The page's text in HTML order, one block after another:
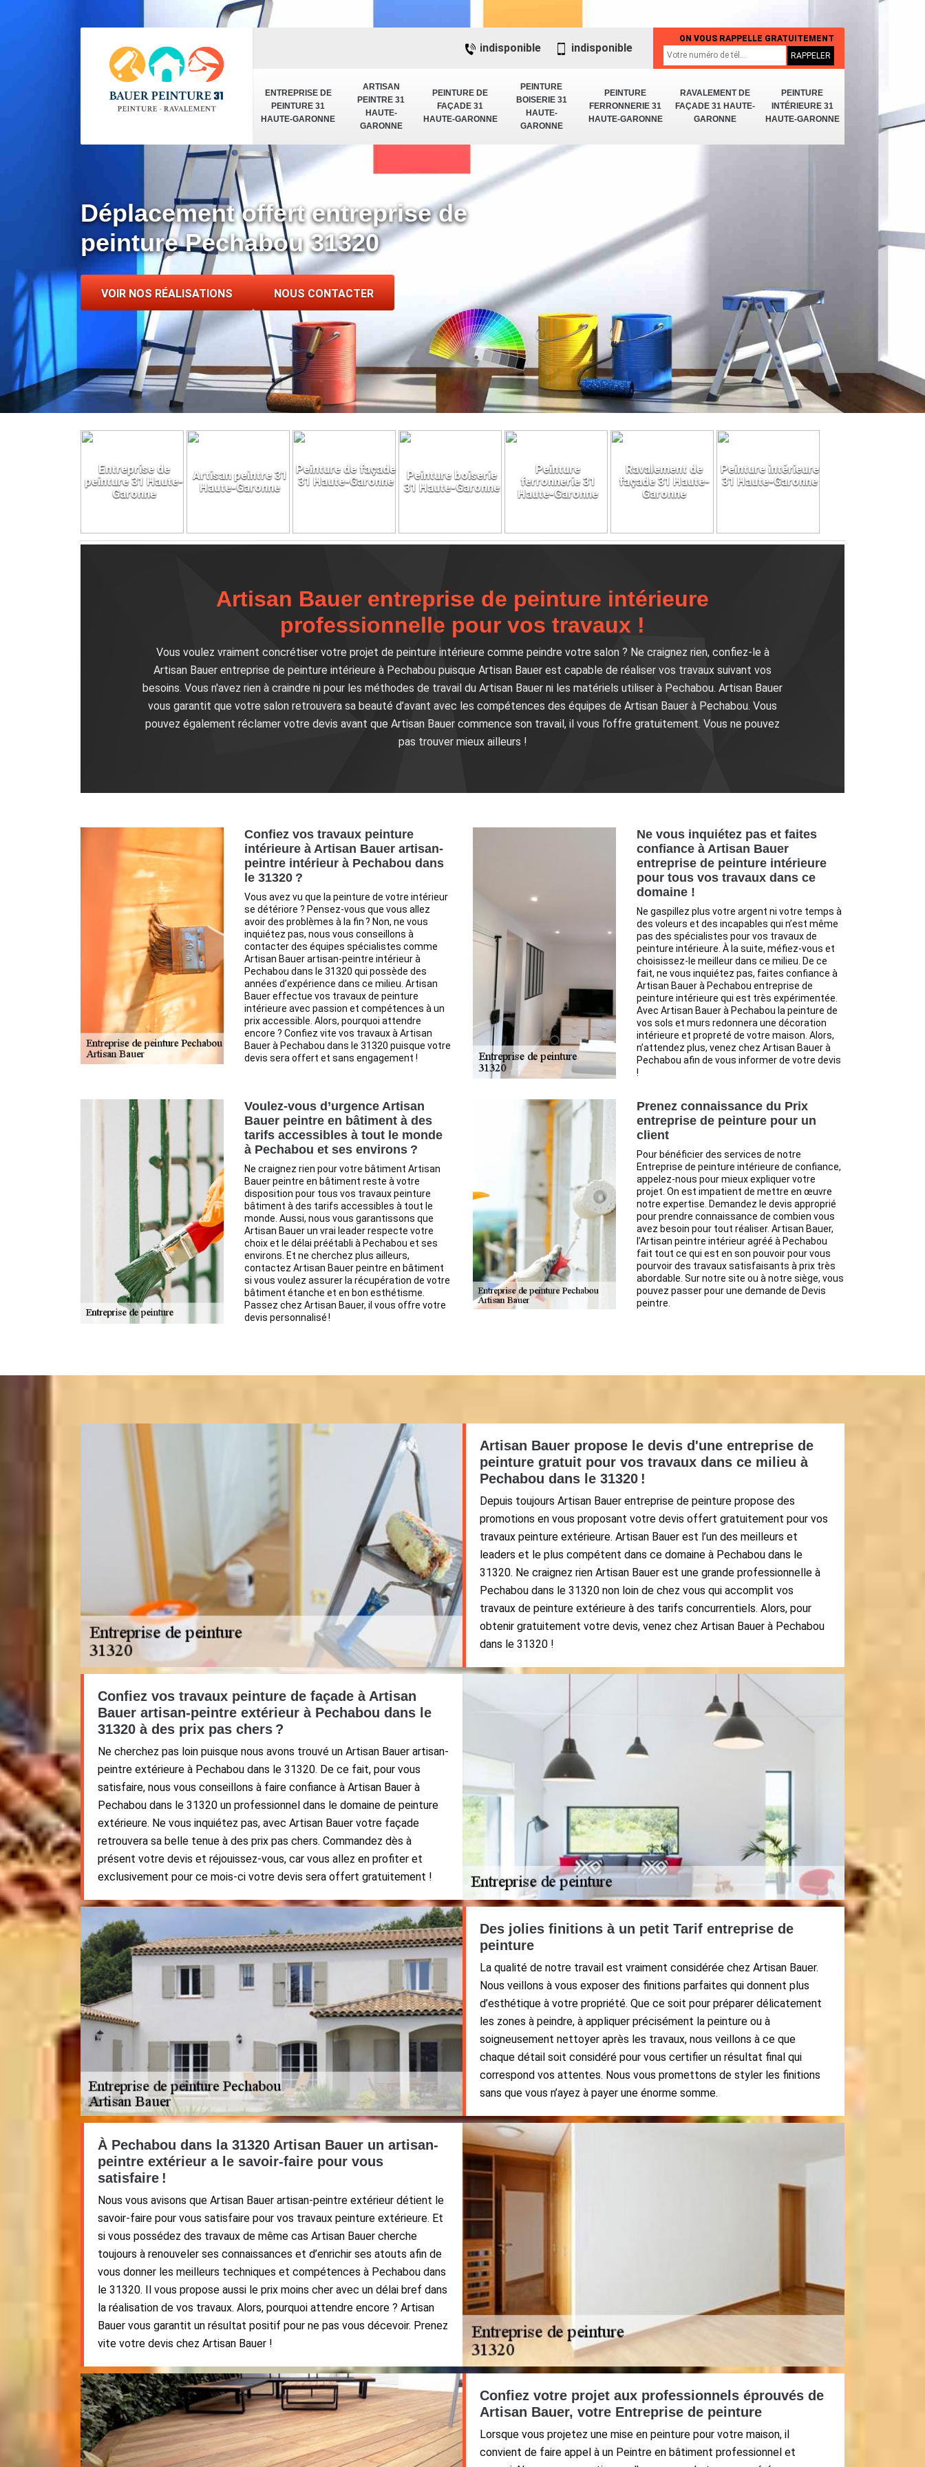
ENTREPRISE DE
PEINTURE 31
HAUTE-GARONNE
ARTISAN
PEINTRE 31
HAUTE-
GARONNE
PEINTURE DE
FAÇADE 31
HAUTE-GARONNE
PEINTURE
BOISERIE 31
HAUTE-
GARONNE
PEINTURE
FERRONNERIE 31
HAUTE-GARONNE
RAVALEMENT DE
FAÇADE 31 HAUTE-
GARONNE
PEINTURE
INTÉRIEURE 31
HAUTE-GARONNE
indisponible indisponible
ON VOUS RAPPELLE GRATUITEMENT
Déplacement offert entreprise de
peinture Pechabou 31320
VOIR NOS RÉALISATIONS NOUS CONTACTER
Entreprise de
peinture 31 Haute-
Garonne
Artisan peintre 31
Haute-Garonne
Peinture de façade
31 Haute-Garonne
Peinture boiserie
31 Haute-Garonne
Peinture
ferronnerie 31
Haute-Garonne
Ravalement de
façade 31 Haute-
Garonne
Peinture intérieure
31 Haute-Garonne
Artisan Bauer entreprise de peinture intérieure
professionnelle pour vos travaux !
Vous voulez vraiment concrétiser votre projet de peinture intérieure comme peindre votre salon ? Ne craignez rien, confiez-le à
Artisan Bauer entreprise de peinture intérieure à Pechabou puisque Artisan Bauer est capable de réaliser vos travaux suivant vos
besoins. Vous n'avez rien à craindre ni pour les méthodes de travail du Artisan Bauer ni les matériels utiliser à Pechabou. Artisan Bauer
vous garantit que votre salon retrouvera sa beauté d’avant avec les compétences des équipes de Artisan Bauer à Pechabou. Vous
pouvez également réclamer votre devis avant que Artisan Bauer commence son travail, il vous l’offre gratuitement. Vous ne pouvez
pas trouver mieux ailleurs !
Confiez vos travaux peinture
intérieure à Artisan Bauer artisan-
peintre intérieur à Pechabou dans
le 31320 ?
Vous avez vu que la peinture de votre intérieur
se détériore ? Pensez-vous que vous allez
avoir des problèmes à la fin ? Non, ne vous
inquiétez pas, nous vous conseillons à
contacter des équipes spécialistes comme
Artisan Bauer artisan-peintre intérieur à
Pechabou dans le 31320 qui possède des
années d’expérience dans ce milieu. Artisan
Bauer effectue vos travaux de peinture
intérieure avec passion et compétences à un
prix accessible. Alors, pourquoi attendre
encore ? Confiez vite vos travaux à Artisan
Bauer à Pechabou dans le 31320 puisque votre
devis sera offert et sans engagement !
Ne vous inquiétez pas et faites
confiance à Artisan Bauer
entreprise de peinture intérieure
pour tous vos travaux dans ce
domaine !
Ne gaspillez plus votre argent ni votre temps à
des voleurs et des incapables qui n’est même
pas des spécialistes pour vos travaux de
peinture intérieure. À la suite, méfiez-vous et
choisissez-le meilleur dans ce milieu. De ce
fait, ne vous inquiétez pas, faites confiance à
Artisan Bauer à Pechabou entreprise de
peinture intérieure qui est très expérimentée.
Avec Artisan Bauer à Pechabou la peinture de
vos sols et murs redonnera une décoration
intérieure et propreté de votre maison. Alors,
n’attendez plus, venez chez Artisan Bauer à
Pechabou afin de vous informer de votre devis
!
Voulez-vous d’urgence Artisan
Bauer peintre en bâtiment à des
tarifs accessibles à tout le monde
à Pechabou et ses environs ?
Ne craignez rien pour votre bâtiment Artisan
Bauer peintre en bâtiment reste à votre
disposition pour tous vos travaux peinture
bâtiment à des tarifs accessibles à tout le
monde. Aussi, nous vous garantissons que
Artisan Bauer un vrai leader respecte votre
choix et le délai préétabli à Pechabou et ses
environs. Et ne cherchez plus ailleurs,
contactez Artisan Bauer peintre en bâtiment
si vous voulez assurer la récupération de votre
bâtiment étanche et en bon esthétisme.
Passez chez Artisan Bauer, il vous offre votre
devis personnalisé !
Prenez connaissance du Prix
entreprise de peinture pour un
client
Pour bénéficier des services de notre
Entreprise de peinture intérieure de confiance,
appelez-nous pour mieux expliquer votre
projet. On est impatient de mettre en œuvre
notre expertise. Demandez le devis approprié
pour prendre connaissance de combien vous
avez besoin pour tout réaliser. Artisan Bauer,
l’Artisan peintre intérieur agréé à Pechabou
fait tout ce qui est en son pouvoir pour vous
pourvoir des travaux satisfaisants à prix très
abordable. Sur notre site ou à notre siège, vous
pouvez passer pour une demande de Devis
peintre.
Artisan Bauer propose le devis d'une entreprise de
peinture gratuit pour vos travaux dans ce milieu à
Pechabou dans le 31320 !
Depuis toujours Artisan Bauer entreprise de peinture propose des
promotions en vous proposant votre devis offert gratuitement pour vos
travaux peinture extérieure. Artisan Bauer est l’un des meilleurs et
leaders et le plus compétent dans ce domaine à Pechabou dans le
31320. Ne craignez rien Artisan Bauer est une grande professionnelle à
Pechabou dans le 31320 non loin de chez vous qui accomplit vos
travaux de peinture extérieure à des tarifs concurrentiels. Alors, pour
obtenir gratuitement votre devis, venez chez Artisan Bauer à Pechabou
dans le 31320 !
Confiez vos travaux peinture de façade à Artisan
Bauer artisan-peintre extérieur à Pechabou dans le
31320 à des prix pas chers ?
Ne cherchez pas loin puisque nous avons trouvé un Artisan Bauer artisan-
peintre extérieure à Pechabou dans le 31320. De ce fait, pour vous
satisfaire, nous vous conseillons à faire confiance à Artisan Bauer à
Pechabou dans le 31320 un professionnel dans le domaine de peinture
extérieure. Ne vous inquiétez pas, avec Artisan Bauer votre façade
retrouvera sa belle tenue à des prix pas chers. Commandez dès à
présent votre devis et réjouissez-vous, car vous allez en profiter et
exclusivement pour ce mois-ci votre devis sera offert gratuitement !
Des jolies finitions à un petit Tarif entreprise de
peinture
La qualité de notre travail est vraiment considérée chez Artisan Bauer.
Nous veillons à vous exposer des finitions parfaites qui donnent plus
d’esthétique à votre propriété. Que ce soit pour préparer délicatement
les zones à peindre, à appliquer précisément la peinture ou à
soigneusement nettoyer après les travaux, nous veillons à ce que
chaque détail soit considéré pour vous certifier un résultat final qui
correspond vos attentes. Nous vous promettons de styler les finitions
sans que vous n’ayez à payer une énorme somme.
À Pechabou dans la 31320 Artisan Bauer un artisan-
peintre extérieur a le savoir-faire pour vous
satisfaire !
Nous vous avisons que Artisan Bauer artisan-peintre extérieur détient le
savoir-faire pour vous satisfaire pour vos travaux peinture extérieure. Et
si vous possédez des travaux de même cas Artisan Bauer cherche
toujours à renouveler ses connaissances et d’enrichir ses atouts afin de
vous donner les meilleurs techniques et compétences à Pechabou dans
le 31320. Il vous propose aussi le prix moins cher avec un délai bref dans
la réalisation de vos travaux. Alors, pourquoi attendre encore ? Artisan
Bauer vous garantit un résultat positif pour ne pas vous décevoir. Prenez
vite votre devis chez Artisan Bauer !
Confiez votre projet aux professionnels éprouvés de
Artisan Bauer, votre Entreprise de peinture
Lorsque vous projetez une mise en peinture pour votre maison, il
convient de faire appel à un Peintre en bâtiment professionnel et